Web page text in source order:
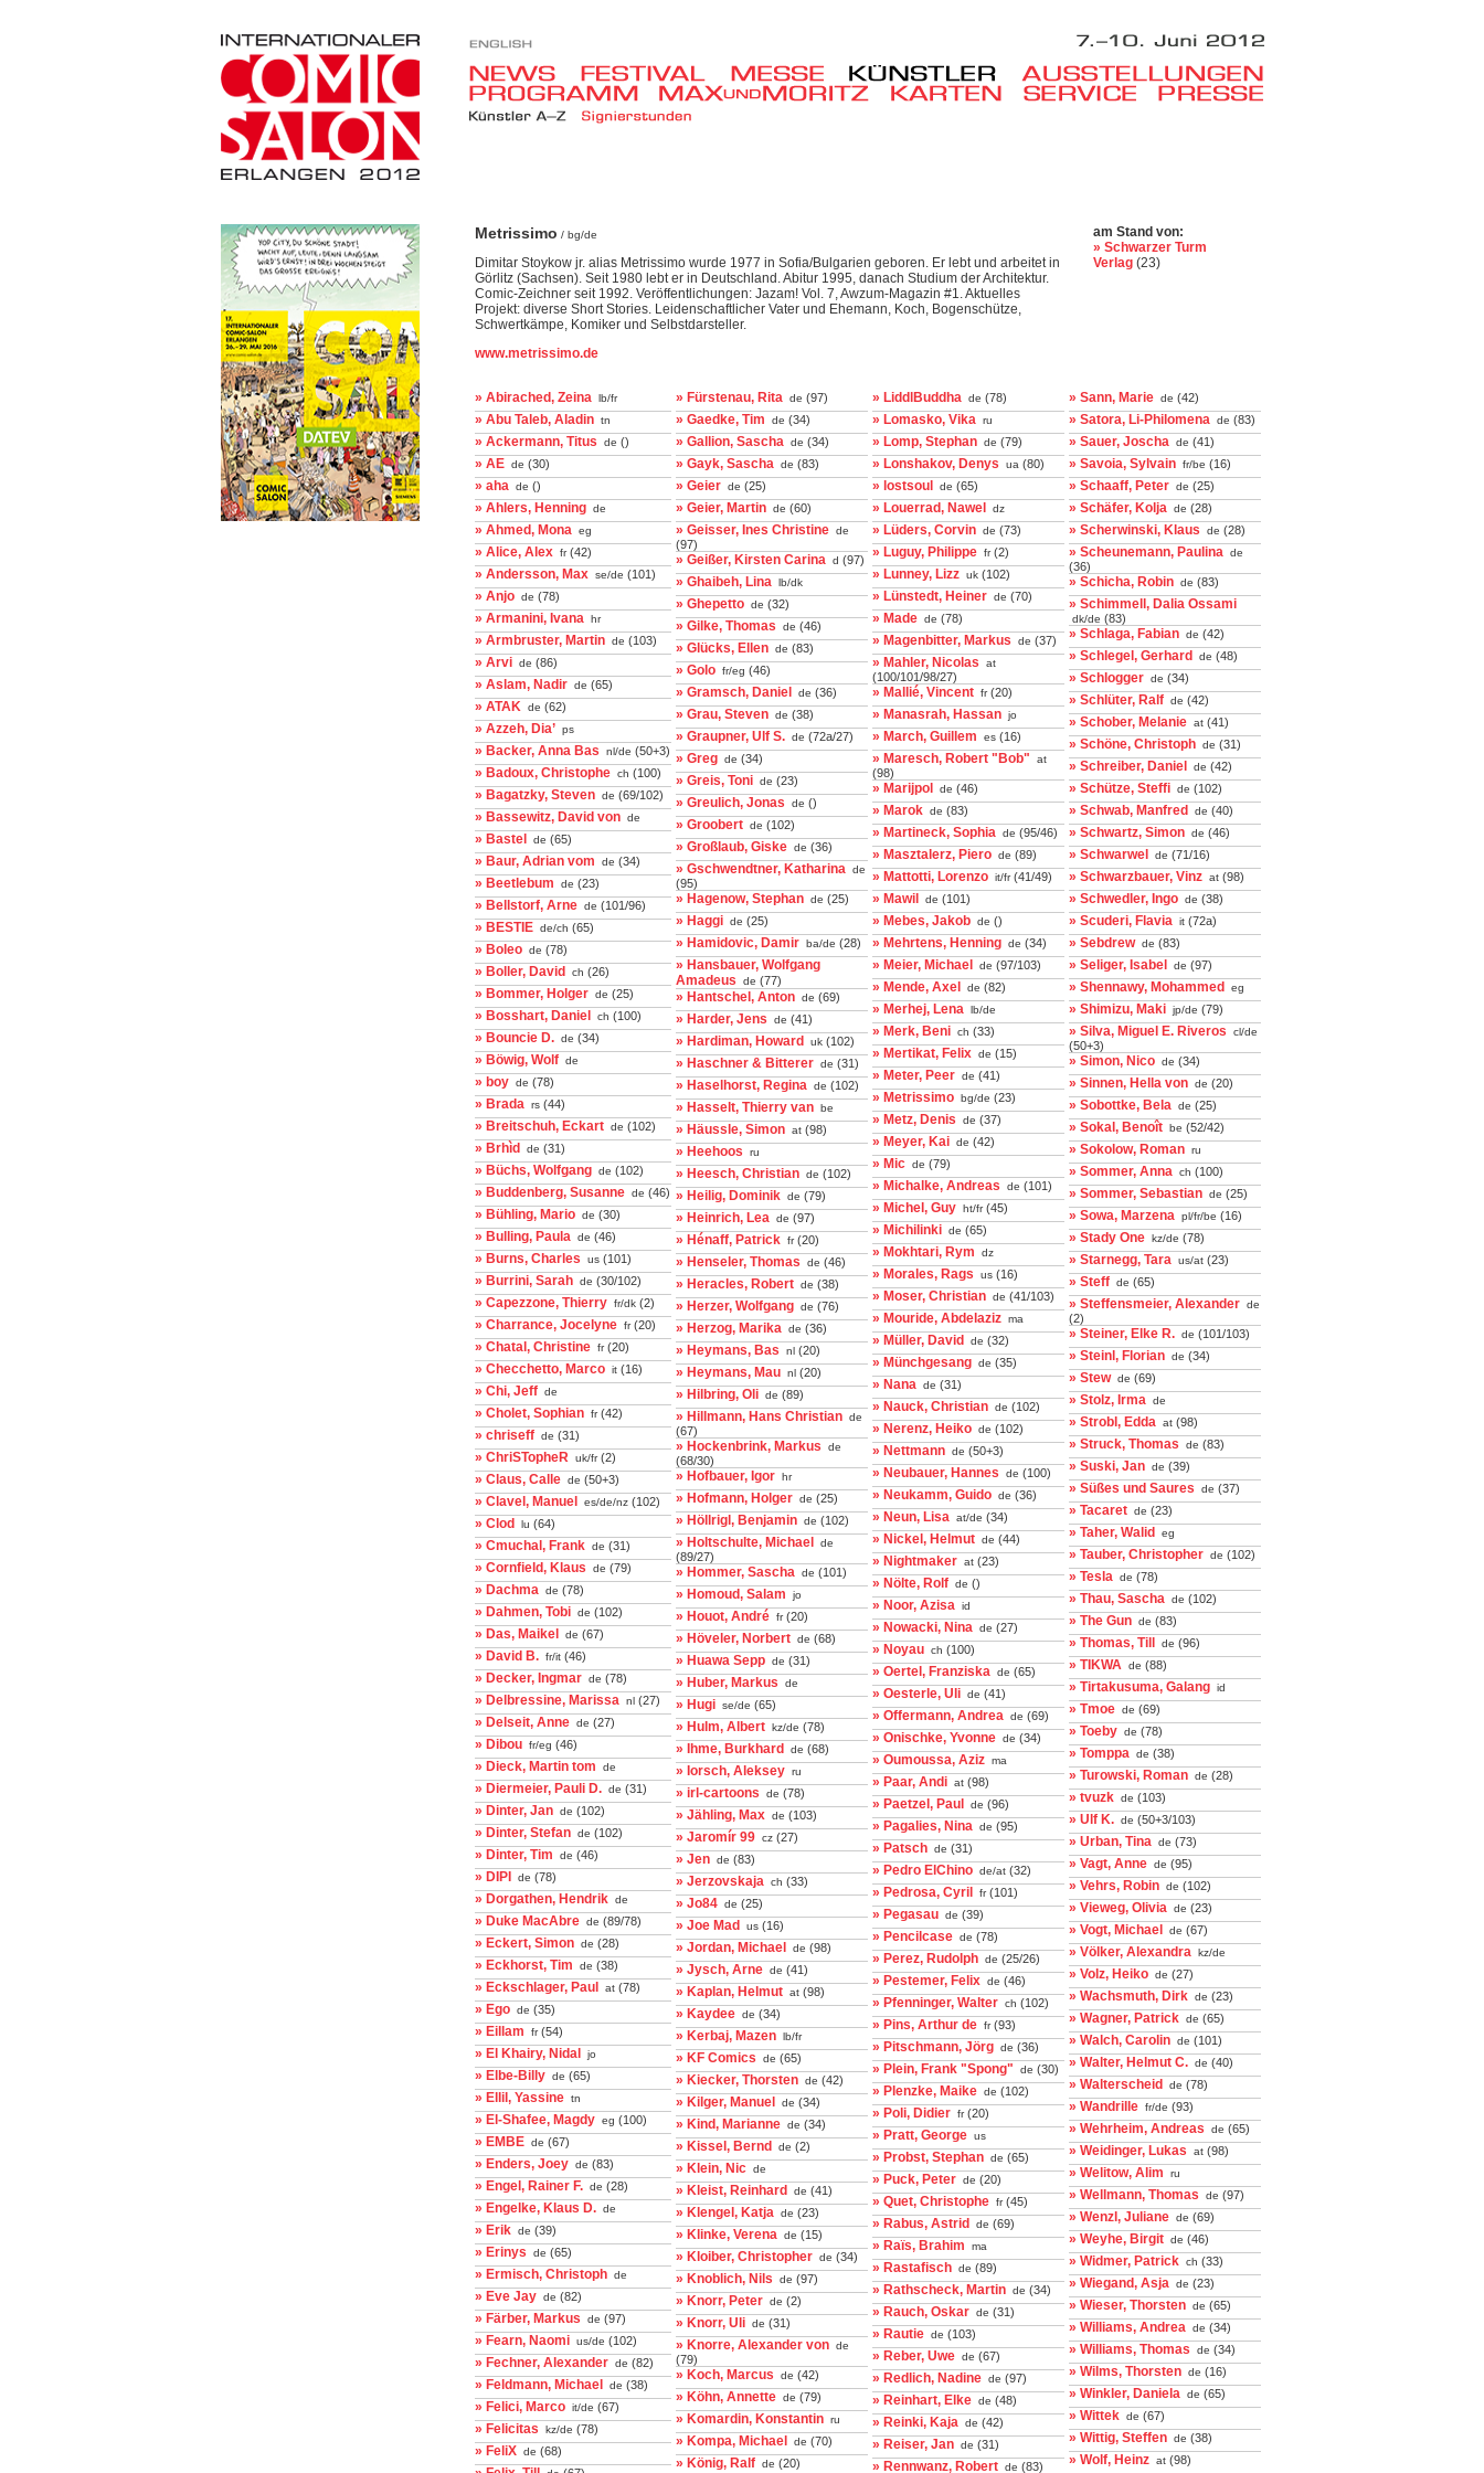
Metrissimo / bg/de
Dimitar Stoykow jr. alias Metrissimo wurde 1977 in Sofia/Bulgarien geboren. Er lebt und arbeitet in
Görlitz (Sachsen). Seit 1980 lebt er in Deutschland. Abitur 1995, danach Studium der Architektur.
Comic-Zeichner seit 1992. Veröffentlichungen: Jazam! Vol. 7, Awzum-Magazin #1. Aktuelles
Projekt: diverse Short Stories. Leidenschaftlicher Vater und Ehemann, Koch, Bogenschütze,
Schwertkämpe, Komiker und Selbstdarsteller.
www.metrissimo.de
am Stand von:
» Schwarzer Turm
Verlag (23)
» Abirached, Zeina lb/fr
» Abu Taleb, Aladin tn
» Ackermann, Titus de ()
» AE de (30)
» aha de ()
» Ahlers, Henning de
» Ahmed, Mona eg
» Alice, Alex fr(42)
» Andersson, Max se/de (101)
» Anjo de (78)
» Armanini, Ivana hr
» Armbruster, Martin de (103)
» Arvi de (86)
» Aslam, Nadir de (65)
» ATAK de (62)
» Azzeh, Dia’ ps
» Backer, Anna Bas nl/de (50+3)
» Badoux, Christophe ch (100)
» Bagatzky, Steven de (69/102)
» Bassewitz, David von de
» Bastel de (65)
» Baur, Adrian vom de (34)
» Beetlebum de (23)
» Bellstorf, Arne de (101/96)
» BESTIE de/ch (65)
» Boleo de (78)
» Boller, David ch (26)
» Bommer, Holger de (25)
» Bosshart, Daniel ch (100)
» Bouncie D. de (34)
» Böwig, Wolf de
» boy de (78)
» Brada rs (44)
» Breitschuh, Eckart de (102)
» Brhìd de (31)
» Büchs, Wolfgang de (102)
» Buddenberg, Susanne de (46)
» Bühling, Mario de (30)
» Bulling, Paula de (46)
» Burns, Charles us (101)
» Burrini, Sarah de (30/102)
» Capezzone, Thierry fr/dk (2)
» Charrance, Jocelyne fr(20)
» Chatal, Christine fr(20)
» Checchetto, Marco it (16)
» Chi, Jeff de
» Cholet, Sophian fr(42)
» chriseff de (31)
» ChriSTopheR uk/fr(2)
» Claus, Calle de (50+3)
» Clavel, Manuel es/de/nz (102)
» Clod lu (64)
» Cmuchal, Frank de (31)
» Cornfield, Klaus de (79)
» Dachma de (78)
» Dahmen, Tobi de (102)
» Das, Maikel de (67)
» David B. fr/it (46)
» Decker, Ingmar de (78)
» Delbressine, Marissa nl (27)
» Delseit, Anne de (27)
» Dibou fr/eg (46)
» Dieck, Martin tom de
» Diermeier, Pauli D. de (31)
» Dinter, Jan de (102)
» Dinter, Stefan de (102)
» Dinter, Tim de (46)
» DIPI de (78)
» Dorgathen, Hendrik de
» Duke MacAbre de (89/78)
» Eckert, Simon de (28)
» Eckhorst, Tim de (38)
» Eckschlager, Paul at (78)
» Ego de (35)
» Eillam fr(54)
» El Khairy, Nidal jo
» Elbe-Billy de (65)
» Ellil, Yassine tn
» El-Shafee, Magdy eg (100)
» EMBE de (67)
» Enders, Joey de (83)
» Engel, Rainer F. de (28)
» Engelke, Klaus D. de
» Erik de (39)
» Erinys de (65)
» Ermisch, Christoph de
» Eve Jay de (82)
» Färber, Markus de (97)
» Fearn, Naomi us/de (102)
» Fechner, Alexander de (82)
» Feldmann, Michael de (38)
» Felici, Marco it/de (67)
» Felicitas kz/de (78)
» FeliX de (68)
» Fürstenau, Rita de (97)
» Gaedke, Tim de (34)
» Gallion, Sascha de (34)
» Gayk, Sascha de (83)
» Geier de (25)
» Geier, Martin de (60)
» Geisser, Ines Christine de
(97)
» Geißer, Kirsten Carina d (97)
» Ghaibeh, Lina lb/dk
» Ghepetto de (32)
» Gilke, Thomas de (46)
» Glücks, Ellen de (83)
» Golo fr/eg (46)
» Gramsch, Daniel de (36)
» Grau, Steven de (38)
» Graupner, Ulf S. de (72a/27)
» Greg de (34)
» Greis, Toni de (23)
» Greulich, Jonas de ()
» Groobert de (102)
» Großlaub, Giske de (36)
» Gschwendtner, Katharina de
(95)
» Hagenow, Stephan de (25)
» Haggi de (25)
» Hamidovic, Damir ba/de (28)
» Hansbauer, Wolfgang
Amadeus
de (77)
» Hantschel, Anton de (69)
» Harder, Jens de (41)
» Hardiman, Howard uk (102)
» Haschner & Bitterer de (31)
» Haselhorst, Regina de (102)
» Hasselt, Thierry van be
» Häussle, Simon at (98)
» Heehoos ru
» Heesch, Christian de (102)
» Heilig, Dominik de (79)
» Heinrich, Lea de (97)
» Hénaff, Patrick fr(20)
» Henseler, Thomas de (46)
» Heracles, Robert de (38)
» Herzer, Wolfgang de (76)
» Herzog, Marika de (36)
» Heymans, Bas nl (20)
» Heymans, Mau nl (20)
» Hilbring, Oli de (89)
» Hillmann, Hans Christian de
(67)
» Hockenbrink, Markus de
(68/30)
» Hofbauer, Igor hr
» Hofmann, Holger de (25)
» Höllrigl, Benjamin de (102)
» Holtschulte, Michael de
(89/27)
» Hommer, Sascha de (101)
» Homoud, Salam jo
» Houot, André fr(20)
» Höveler, Norbert de (68)
» Huawa Sepp de (31)
» Huber, Markus de
» Hugi se/de (65)
» Hulm, Albert kz/de (78)
» Ihme, Burkhard de (68)
» Iorsch, Aleksey ru
» irl-cartoons de (78)
» Jähling, Max de (103)
» Jaromír 99 cz (27)
» Jen de (83)
» Jerzovskaja ch (33)
» Jo84 de (25)
» Joe Mad us (16)
» Jordan, Michael de (98)
» Jysch, Arne de (41)
» Kaplan, Helmut at (98)
» Kaydee de (34)
» Kerbaj, Mazen lb/fr
» KF Comics de (65)
» Kiecker, Thorsten de (42)
» Kilger, Manuel de (34)
» Kind, Marianne de (34)
» Kissel, Bernd de (2)
» Klein, Nic de
» Kleist, Reinhard de (41)
» Klengel, Katja de (23)
» Klinke, Verena de (15)
» Kloiber, Christopher de (34)
» Knoblich, Nils de (97)
» Knorr, Peter de (2)
» Knorr, Uli de (31)
» Knorre, Alexander von de
(79)
» Koch, Marcus de (42)
» Köhn, Annette de (79)
» Komardin, Konstantin ru
» Kompa, Michael de (70)
» König, Ralf de (20)
» LiddlBuddha de (78)
» Lomasko, Vika ru
» Lomp, Stephan de (79)
» Lonshakov, Denys ua (80)
» lostsoul de (65)
» Louerrad, Nawel dz
» Lüders, Corvin de (73)
» Luguy, Philippe fr(2)
» Lunney, Lizz uk (102)
» Lünstedt, Heiner de (70)
» Made de (78)
» Magenbitter, Markus de (37)
» Mahler, Nicolas at
(100/101/98/27)
» Mallié, Vincent fr(20)
» Manasrah, Hassan jo
» March, Guillem es (16)
» Maresch, Robert "Bob" at
(98)
» Marijpol de (46)
» Marok de (83)
» Martineck, Sophia de (95/46)
» Masztalerz, Piero de (89)
» Mattotti, Lorenzo it/fr(41/49)
» Mawil de (101)
» Mebes, Jakob de ()
» Mehrtens, Henning de (34)
» Meier, Michael de (97/103)
» Mende, Axel de (82)
» Merhej, Lena lb/de
» Merk, Beni ch (33)
» Mertikat, Felix de (15)
» Meter, Peer de (41)
» Metrissimo bg/de (23)
» Metz, Denis de (37)
» Meyer, Kai de (42)
» Mic de (79)
» Michalke, Andreas de (101)
» Michel, Guy ht/fr(45)
» Michilinki de (65)
» Mokhtari, Rym dz
» Morales, Rags us (16)
» Moser, Christian de (41/103)
» Mouride, Abdelaziz ma
» Müller, David de (32)
» Münchgesang de (35)
» Nana de (31)
» Nauck, Christian de (102)
» Nerenz, Heiko de (102)
» Nettmann de (50+3)
» Neubauer, Hannes de (100)
» Neukamm, Guido de (36)
» Neun, Lisa at/de (34)
» Nickel, Helmut de (44)
» Nightmaker at (23)
» Nölte, Rolf de ()
» Noor, Azisa id
» Nowacki, Nina de (27)
» Noyau ch (100)
» Oertel, Franziska de (65)
» Oesterle, Uli de (41)
» Offermann, Andrea de (69)
» Onischke, Yvonne de (34)
» Oumoussa, Aziz ma
» Paar, Andi at (98)
» Paetzel, Paul de (96)
» Pagalies, Nina de (95)
» Patsch de (31)
» Pedro ElChino de/at (32)
» Pedrosa, Cyril fr(101)
» Pegasau de (39)
» Pencilcase de (78)
» Perez, Rudolph de (25/26)
» Pestemer, Felix de (46)
» Pfenninger, Walter ch (102)
» Pins, Arthur de fr(93)
» Pitschmann, Jörg de (36)
» Plein, Frank "Spong" de (30)
» Plenzke, Maike de (102)
» Poli, Didier fr(20)
» Pratt, George us
» Probst, Stephan de (65)
» Puck, Peter de (20)
» Quet, Christophe fr(45)
» Rabus, Astrid de (69)
» Raïs, Brahim ma
» Rastafisch de (89)
» Rathscheck, Martin de (34)
» Rauch, Oskar de (31)
» Rautie de (103)
» Reber, Uwe de (67)
» Redlich, Nadine de (97)
» Reinhart, Elke de (48)
» Reinki, Kaja de (42)
» Reiser, Jan de (31)
» Rennwanz, Robert de (83)
» Sann, Marie de (42)
» Satora, Li-Philomena de (83)
» Sauer, Joscha de (41)
» Savoia, Sylvain fr/be (16)
» Schaaff, Peter de (25)
» Schäfer, Kolja de (28)
» Scherwinski, Klaus de (28)
» Scheunemann, Paulina de
(36)
» Schicha, Robin de (83)
» Schimmell, Dalia Ossami
dk/de (83)
» Schlaga, Fabian de (42)
» Schlegel, Gerhard de (48)
» Schlogger de (34)
» Schlüter, Ralf de (42)
» Schober, Melanie at (41)
» Schöne, Christoph de (31)
» Schreiber, Daniel de (42)
» Schütze, Steffi de (102)
» Schwab, Manfred de (40)
» Schwartz, Simon de (46)
» Schwarwel de (71/16)
» Schwarzbauer, Vinz at (98)
» Schwedler, Ingo de (38)
» Scuderi, Flavia it (72a)
» Sebdrew de (83)
» Seliger, Isabel de (97)
» Shennawy, Mohammed eg
» Shimizu, Maki jp/de (79)
» Silva, Miguel E. Riveros cl/de
(50+3)
» Simon, Nico de (34)
» Sinnen, Hella von de (20)
» Sobottke, Bela de (25)
» Sokal, Benoît be (52/42)
» Sokolow, Roman ru
» Sommer, Anna ch (100)
» Sommer, Sebastian de (25)
» Sowa, Marzena pl/fr/be (16)
» Stady One kz/de (78)
» Starnegg, Tara us/at (23)
» Steff de (65)
» Steffensmeier, Alexander de
(2)
» Steiner, Elke R. de (101/103)
» Steinl, Florian de (34)
» Stew de (69)
» Stolz, Irma de
» Strobl, Edda at (98)
» Struck, Thomas de (83)
» Suski, Jan de (39)
» Süßes und Saures de (37)
» Tacaret de (23)
» Taher, Walid eg
» Tauber, Christopher de (102)
» Tesla de (78)
» Thau, Sascha de (102)
» The Gun de (83)
» Thomas, Till de (96)
» TIKWA de (88)
» Tirtakusuma, Galang id
» Tmoe de (69)
» Toeby de (78)
» Tomppa de (38)
» Turowski, Roman de (28)
» tvuzk de (103)
» Ulf K. de (50+3/103)
» Urban, Tina de (73)
» Vagt, Anne de (95)
» Vehrs, Robin de (102)
» Vieweg, Olivia de (23)
» Vogt, Michael de (67)
» Völker, Alexandra kz/de
» Volz, Heiko de (27)
» Wachsmuth, Dirk de (23)
» Wagner, Patrick de (65)
» Walch, Carolin de (101)
» Walter, Helmut C. de (40)
» Walterscheid de (78)
» Wandrille fr/de (93)
» Wehrheim, Andreas de (65)
» Weidinger, Lukas at (98)
» Welitow, Alim ru
» Wellmann, Thomas de (97)
» Wenzl, Juliane de (69)
» Weyhe, Birgit de (46)
» Widmer, Patrick ch (33)
» Wiegand, Asja de (23)
» Wieser, Thorsten de (65)
» Williams, Andrea de (34)
» Williams, Thomas de (34)
» Wilms, Thorsten de (16)
» Winkler, Daniela de (65)
» Wittek de (67)
» Wittig, Steffen de (38)
» Wolf, Heinz at (98)